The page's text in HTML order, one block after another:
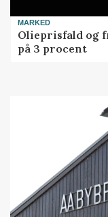
MARKED
Olieprisfald og
på 3 procent